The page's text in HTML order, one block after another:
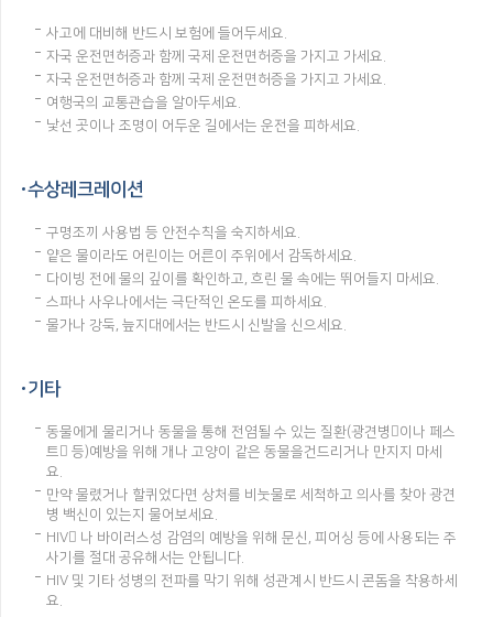
사고에 대비해 반드시 보험에 들어두세요.
자국 운전면허증과 함께 국제 운전면허증을 가지고 가세요.
자국 운전면허증과 함께 국제 운전면허증을 가지고 가세요.
여행국의 교통관습을 알아두세요.
낯선 곳이나 조명이 어두운 길에서는 운전을 피하세요.
수상레크레이션
구명조끼 사용법 등 안전수칙을 숙지하세요.
얕은 물이라도 어린이는 어른이 주위에서 감독하세요.
다이빙 전에 물의 깊이를 확인하고, 흐린 물 속에는 뛰어들지 마세요.
스파나 사우나에서는 극단적인 온도를 피하세요.
물가나 강둑, 늪지대에서는 반드시 신발을 신으세요.
기타
동물에게 물리거나 동물을 통해 전염될 수 있는 질환(광견병이나 페스
트 등)예방을 위해 개나 고양이 같은 동물을건드리거나 만지지 마세
요.
만약 물렸거나 할퀴었다면 상처를 비눗물로 세척하고 의사를 찾아 광견
병 백신이 있는지 물어보세요.
HIV 나 바이러스성 감염의 예방을 위해 문신, 피어싱 등에 사용되는 주
사기를 절대 공유해서는 안됩니다.
HIV 및 기타 성병의 전파를 막기 위해 성관계시 반드시 콘돔을 착용하세
요.